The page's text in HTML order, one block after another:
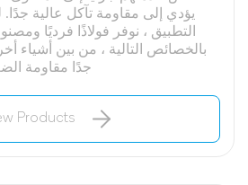
يؤدي إلى مقاومة تآكل عالية
التطبيق ، نوفر فولاذًا فرديًا
بالخصائص التالية ، من بين أشياء
جدًا مقاومة
Products